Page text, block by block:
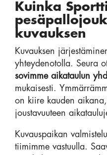
Kuinka
kuvauksen
Kuvauksen
yhteydenotolla. Seura
sovimme aikataulun
mukaisesti.
on kiire kauden
joustavuuteen
Kuvauspaikan
tiimimme vastuulla.